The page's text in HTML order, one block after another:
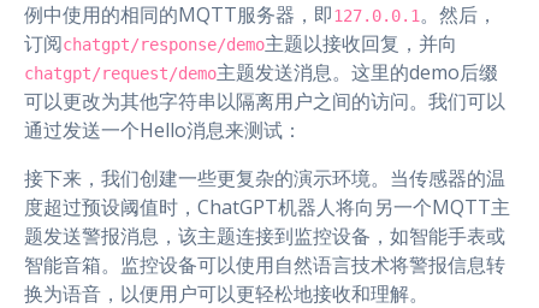
例中使用的相同的MQTT服务器，即127.0.0.1。然后，
订阅chatgpt/response/demo主题以接收回复，并向
chatgpt/request/demo主题发送消息。这里的demo后缀
可以更改为其他字符串以隔离用户之间的访问。我们可以
通过发送一个Hello消息来测试：
接下来，我们创建一些更复杂的演示环境。当传感器的温
度超过预设阈值时，ChatGPT机器人将向另一个MQTT主
题发送警报消息，该主题连接到监控设备，如智能手表或
智能音箱。监控设备可以使用自然语言技术将警报信息转
换为语音，以便用户可以更轻松地接收和理解。